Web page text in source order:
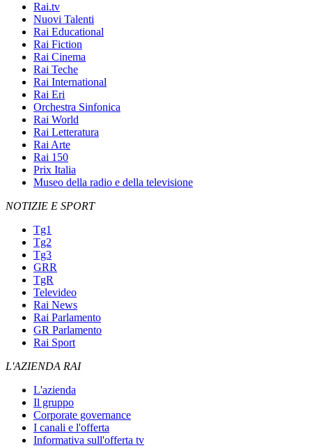
Rai.tv
Nuovi Talenti
Rai Educational
Rai Fiction
Rai Cinema
Rai Teche
Rai International
Rai Eri
Orchestra Sinfonica
Rai World
Rai Letteratura
Rai Arte
Rai 150
Prix Italia
Museo della radio e della televisione
NOTIZIE E SPORT
Tg1
Tg2
Tg3
GRR
TgR
Televideo
Rai News
Rai Parlamento
GR Parlamento
Rai Sport
L'AZIENDA RAI
L'azienda
Il gruppo
Corporate governance
I canali e l'offerta
Informativa sull'offerta tv